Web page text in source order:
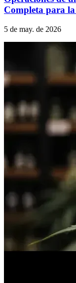
Completa para
5 de may. de 2026